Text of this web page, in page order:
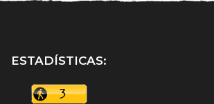
ESTADÍSTICAS: